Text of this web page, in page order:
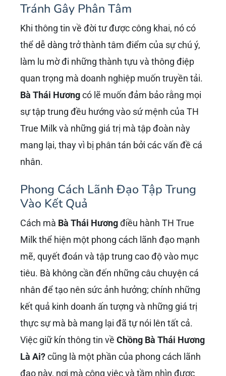
Tránh Gây Phân Tâm
Khi thông tin về đời tư được công khai, nó có
thể dễ dàng trở thành tâm điểm của sự chú ý,
làm lu mờ đi những thành tựu và thông điệp
quan trọng mà doanh nghiệp muốn truyền tải.
Bà Thái Hươngcó lẽ muốn đảm bảo rằng mọi
sự tập trung đều hướng vào sứ mệnh của TH
True Milk và những giá trị mà tập đoàn này
mang lại, thay vì bị phân tán bởi các vấn đề cá
nhân.
Phong Cách Lãnh Đạo Tập Trung
Vào Kết Quả
Cách mà Bà Thái Hươngđiều hành TH True
Milk thể hiện một phong cách lãnh đạo mạnh
mẽ, quyết đoán và tập trung cao độ vào mục
tiêu. Bà không cần đến những câu chuyện cá
nhân để tạo nên sức ảnh hưởng; chính những
kết quả kinh doanh ấn tượng và những giá trị
thực sự mà bà mang lại đã tự nói lên tất cả.
Việc giữ kín thông tin về Chồng Bà Thái Hương
Là Ai?cũng là một phần của phong cách lãnh
đạo này, nơi mà công việc và tầm nhìn được